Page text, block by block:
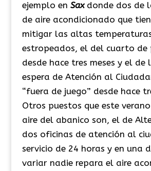
ejemplo en Sax donde dos de
de aire acondicionado que
mitigar las altas
estropeados, el del cuarto de
desde hace tres meses y el de
espera de Atención al
“fuera de juego” desde hace
Otros puestos que este
aire del abanico son, el de
dos oficinas de atención al
servicio de 24 horas y en una
variar nadie repara el aire